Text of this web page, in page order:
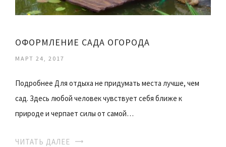
ОФОРМЛЕНИЕ САДА ОГОРОДА
МАРТ 24, 2017
Подробнее Для отдыха не придумать места лучше, чем
сад. Здесь любой человек чувствует себя ближе к
природе и черпает силы от самой…
ЧИТАТЬ ДАЛЕЕ